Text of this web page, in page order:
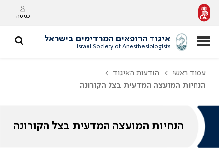
כניסה
איגוד הרופאים המרדימים בישראל
Israel Society of Anesthesiologists
עמוד ראשי
הודעות האיגוד
הנחיות המועצה המדעית בצל הקורונה
הנחיות המועצה המדעית בצל הקורונה